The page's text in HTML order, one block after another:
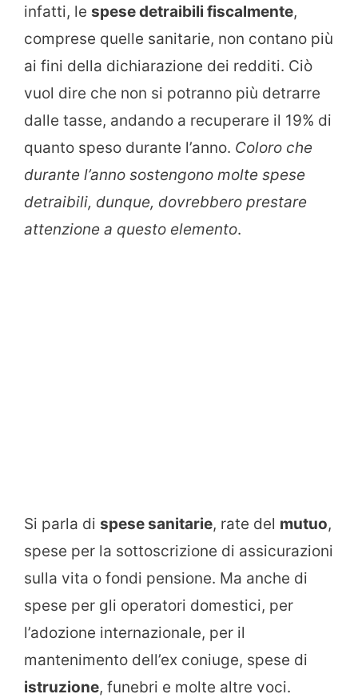
infatti, le spese detraibili fiscalmente,
comprese quelle sanitarie, non contano più
ai fini della dichiarazione dei redditi. Ciò
vuol dire che non si potranno più detrarre
dalle tasse, andando a recuperare il 19% di
quanto speso durante l’anno. Coloro che
durante l’anno sostengono molte spese
detraibili, dunque, dovrebbero prestare
attenzione a questo elemento.
Si parla di spese sanitarie, rate del mutuo,
spese per la sottoscrizione di assicurazioni
sulla vita o fondi pensione. Ma anche di
spese per gli operatori domestici, per
l’adozione internazionale, per il
mantenimento dell’ex coniuge, spese di
istruzione, funebri e molte altre voci.